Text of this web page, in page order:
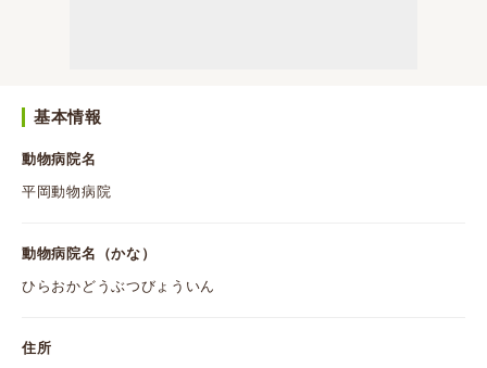
基本情報
動物病院名
平岡動物病院
動物病院名（かな）
ひらおかどうぶつびょういん
住所